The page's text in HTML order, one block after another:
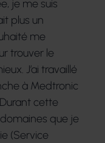
je me suis
plus un
me
trouver le
J’ai travaillé
à Medtronic
cette
que je
(Service